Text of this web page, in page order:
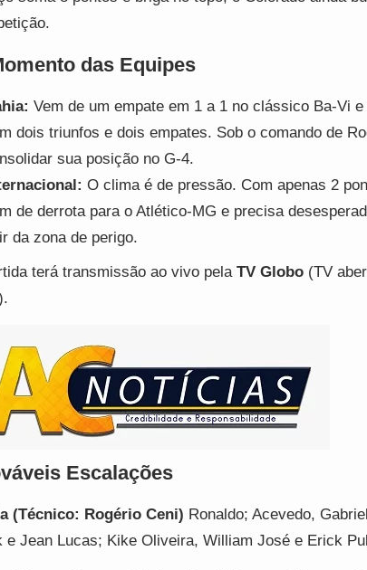
das Equipes
Vem de um empate em 1 a 1 no clássico Ba-Vi
dois triunfos e dois empates. Sob o comando de
sua posição no G-4.
O clima é de pressão. Com apenas 2
de derrota para o Atlético-MG e precisa
da zona de perigo.
terá transmissão ao vivo pela TV Globo (TV
Escalações
(Técnico: Rogério Ceni) Ronaldo; Acevedo,
e Jean Lucas; Kike Oliveira, William José e Erick